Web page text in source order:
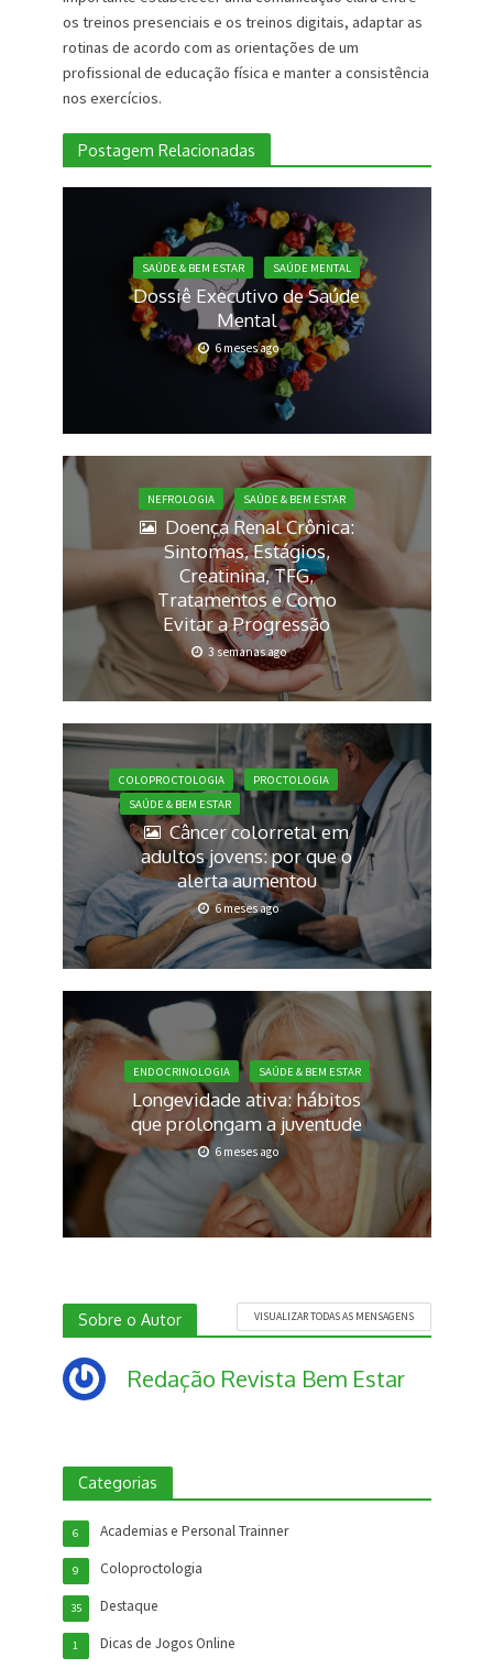
os treinos presenciais e os treinos digitais, adaptar as
rotinas de acordo com as orientações de um
profissional de educação física e manter a consistência
nos exercícios.
Postagem Relacionadas
SAÚDE & BEM ESTAR SAÚDE MENTAL
Dossiê Executivo de Saúde
Mental
6 meses ago
NEFROLOGIA SAÚDE & BEM ESTAR
Doença Renal Crônica:
Sintomas, Estágios,
Creatinina, TFG,
Tratamentos e Como
Evitar a Progressão
3 semanas ago
COLOPROCTOLOGIA
PROCTOLOGIA
SAÚDE & BEM ESTAR
Câncer colorretal em
adultos jovens: por que o
alerta aumentou
6 meses ago
ENDOCRINOLOGIA SAÚDE & BEM ESTAR
Longevidade ativa: hábitos
que prolongam a juventude
6 meses ago
Sobre o Autor VISUALIZAR TODAS AS MENSAGENS
Redação Revista Bem Estar
Categorias
Academias e Personal Trainner
6
Coloproctologia
9
Destaque
35
Dicas de Jogos Online
1